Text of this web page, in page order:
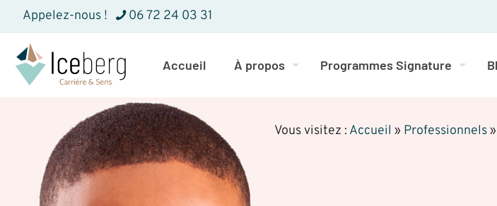
Appelez-nous ! 06 72 24 03 31‬
Accueil À propos Programmes Signature
Vous visitez : Accueil » Professionnels»